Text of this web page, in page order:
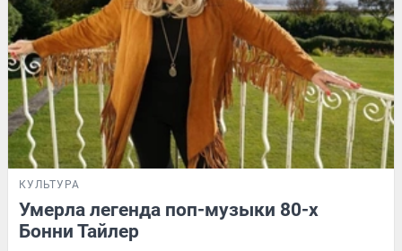
КУЛЬТУРА
Умерла легенда поп-музыки 80-х
Бонни Тайлер